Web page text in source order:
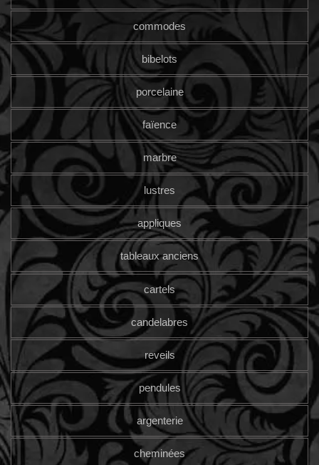
commodes
bibelots
porcelaine
faïence
marbre
lustres
appliques
tableaux anciens
cartels
candelabres
reveils
pendules
argenterie
cheminées